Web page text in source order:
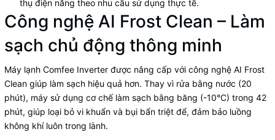
thụ điện năng theo nhu cầu sử dụng thực tế.
Công nghệ AI Frost Clean – Làm
sạch chủ động thông minh
Máy lạnh Comfee Inverter được nâng cấp với công nghệ AI Frost
Clean giúp làm sạch hiệu quả hơn. Thay vì rửa bằng nước (20
phút), máy sử dụng cơ chế làm sạch bằng băng (-10°C) trong 42
phút, giúp loại bỏ vi khuẩn và bụi bẩn triệt để, đảm bảo luồng
không khí luôn trong lành.